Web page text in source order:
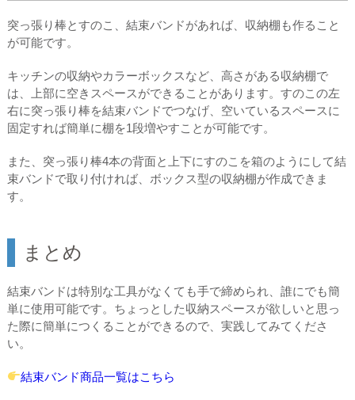
突っ張り棒とすのこ、結束バンドがあれば、収納棚も作ること
が可能です。
キッチンの収納やカラーボックスなど、高さがある収納棚で
は、上部に空きスペースができることがあります。すのこの左
右に突っ張り棒を結束バンドでつなげ、空いているスペースに
固定すれば簡単に棚を1段増やすことが可能です。
また、突っ張り棒4本の背面と上下にすのこを箱のようにして結
束バンドで取り付ければ、ボックス型の収納棚が作成できま
す。
まとめ
結束バンドは特別な工具がなくても手で締められ、誰にでも簡
単に使用可能です。ちょっとした収納スペースが欲しいと思っ
た際に簡単につくることができるので、実践してみてくださ
い。
結束バンド商品一覧はこちら